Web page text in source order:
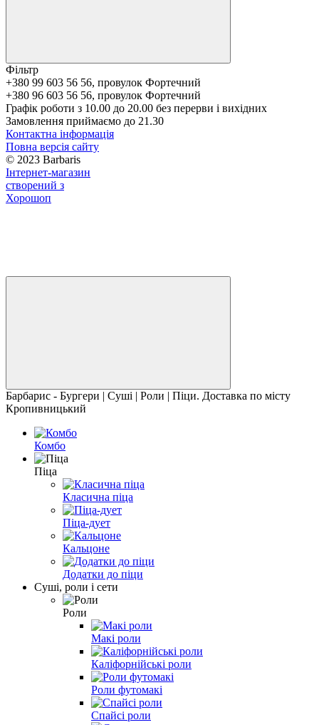
Фільтр
+380 99 603 56 56, провулок Фортечний
+380 96 603 56 56, провулок Фортечний
Графік роботи з 10.00 до 20.00 без перерви і вихідних
Замовлення приймаємо до 21.30
Контактна інформація
Повна версія сайту
© 2023 Barbaris
Інтернет-магазин
створений з
Хорошоп
Барбарис - Бургери | Суші | Роли | Піци. Доставка по місту
Кропивницький
Комбо
Піца
Класична піца
Піца-дует
Кальцоне
Додатки до піци
Cуші, роли і сети
Роли
Макі роли
Каліфорнійські роли
Роли футомакі
Спайсі роли